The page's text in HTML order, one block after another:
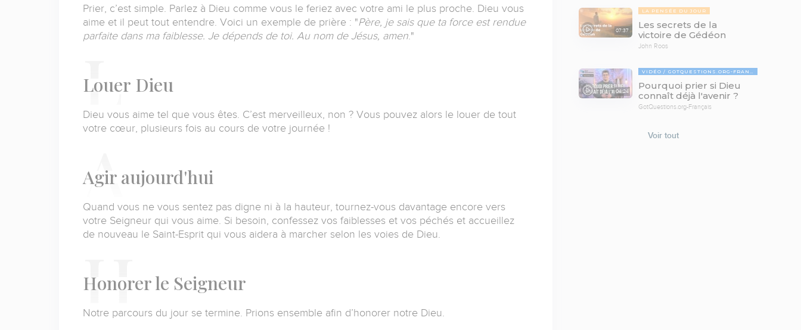
Prier, c’est simple. Parlez à Dieu comme vous le feriez avec votre ami le plus proche. Dieu vous
aime et il peut tout entendre. Voici un exemple de prière : "Père, je sais que ta force est rendue
parfaite dans ma faiblesse. Je dépends de toi. Au nom de Jésus, amen."
Louer Dieu
Dieu vous aime tel que vous êtes. C’est merveilleux, non ? Vous pouvez alors le louer de tout
votre cœur, plusieurs fois au cours de votre journée !
Agir aujourd'hui
Quand vous ne vous sentez pas digne ni à la hauteur, tournez-vous davantage encore vers
votre Seigneur qui vous aime. Si besoin, confessez vos faiblesses et vos péchés et accueillez
de nouveau le Saint-Esprit qui vous aidera à marcher selon les voies de Dieu.
Honorer le Seigneur
Notre parcours du jour se termine. Prions ensemble afin d’honorer notre Dieu.
07:37
LA PENSÉE DU JOUR
Les secrets de la
victoire de Gédéon
John Roos
04:24
VIDÉO GOTQUESTIONS.ORG-FRANÇAIS
Pourquoi prier si Dieu
connaît déjà l'avenir ?
GotQuestions.org-Français
Voir tout